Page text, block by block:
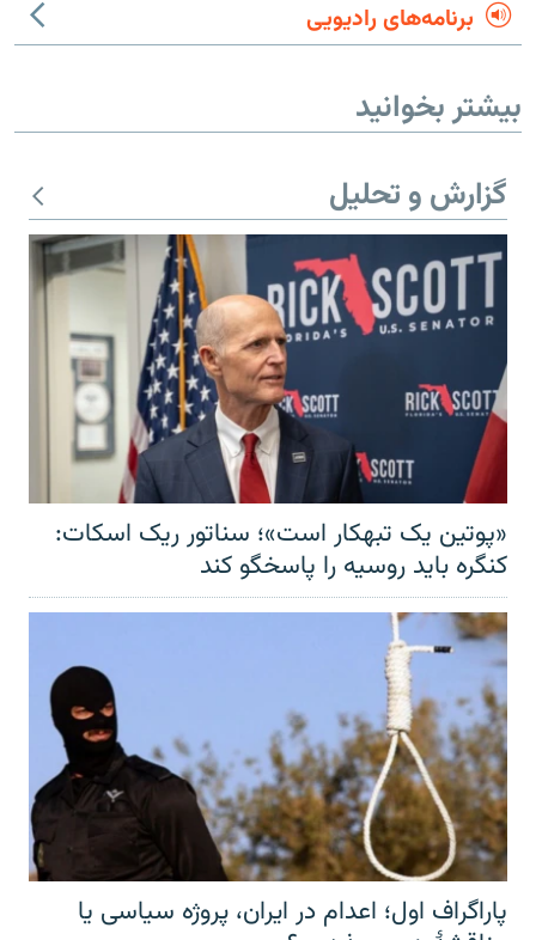
برنامه‌های رادیویی
بیشتر بخوانید
گزارش و تحلیل
«پوتین یک تبهکار است»؛ سناتور ریک اسکات:
کنگره باید روسیه را پاسخگو کند
پاراگراف اول؛ اعدام در ایران، پروژه سیاسی یا